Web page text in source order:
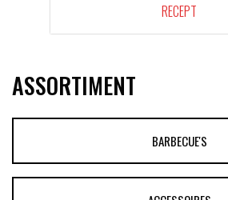
RECEPT
ASSORTIMENT
BARBECUE'S